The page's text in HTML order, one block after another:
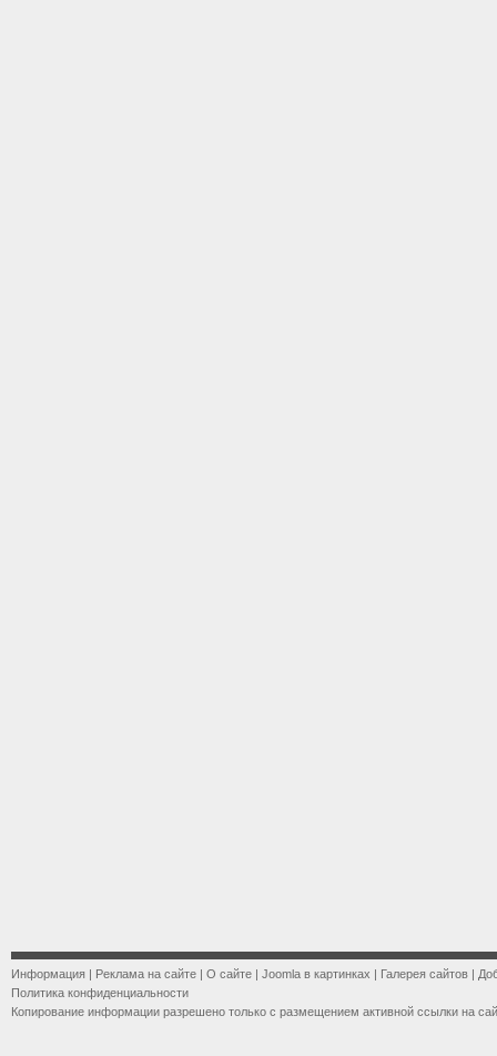
Информация | Реклама на сайте | О сайте | Joomla в картинках | Галерея сайтов |
Политика конфиденциальности
Копирование информации разрешено только с размещением активной ссылки на